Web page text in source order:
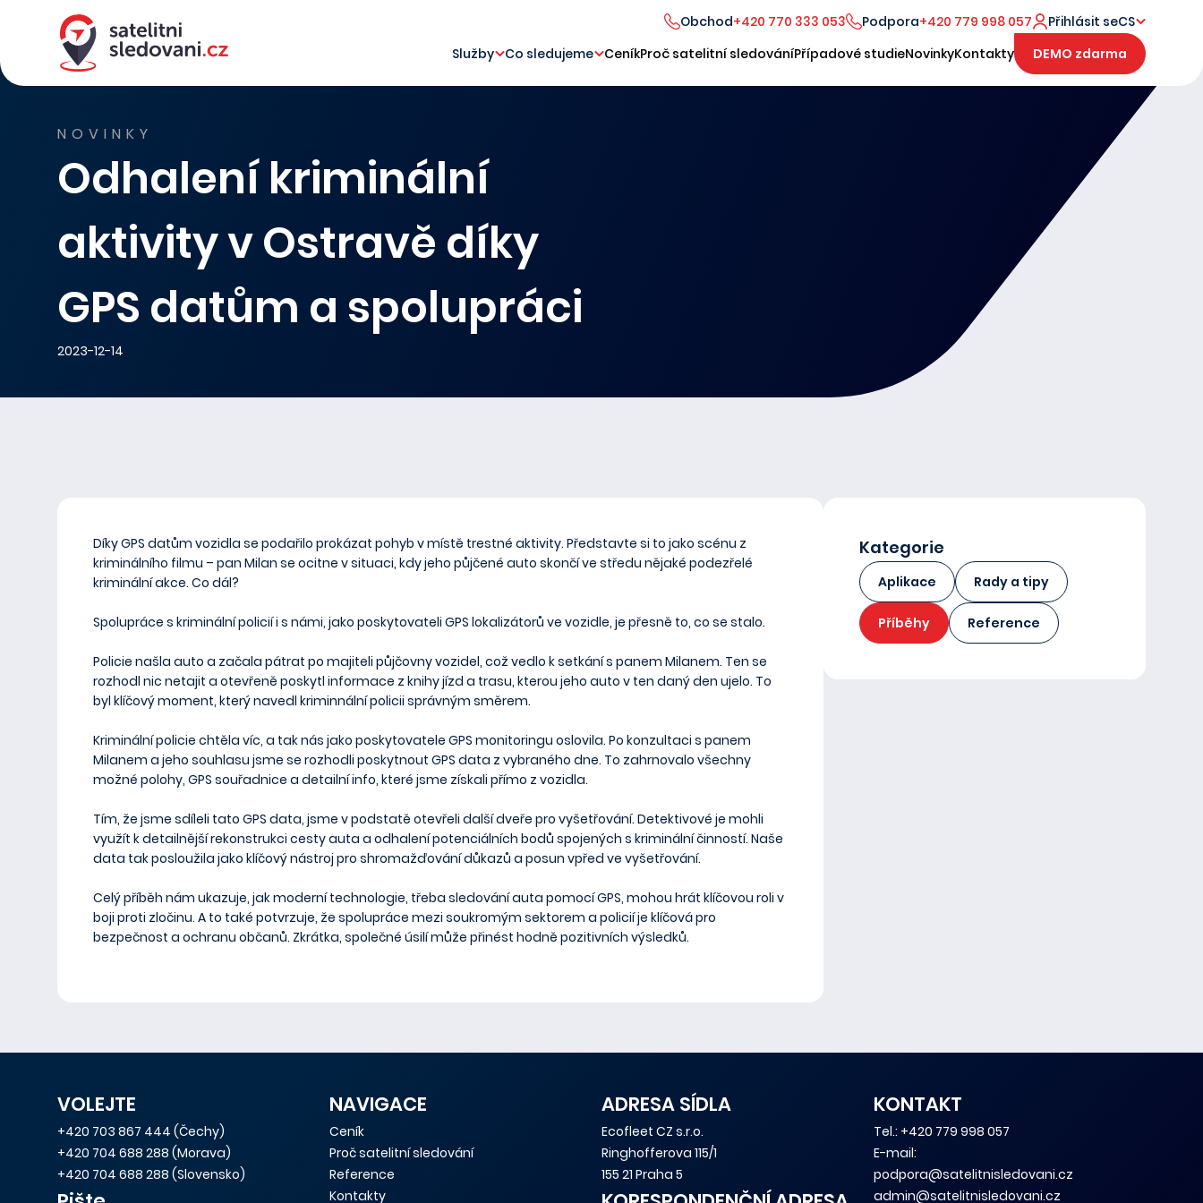
Obchod+420 770 333 053 Podpora+420 779 998 057 Přihlásit seCS
Služby
Co sledujeme CeníkProč satelitní sledováníPřípadové studieNovinkyKontakty DEMO zdarma
NOVINKY
Odhalení kriminální
aktivity v Ostravě díky
GPS datům a spolupráci
2023-12-14
Díky GPS datům vozidla se podařilo prokázat pohyb v místě trestné aktivity. Představte si to jako scénu z
kriminálního filmu – pan Milan se ocitne v situaci, kdy jeho půjčené auto skončí ve středu nějaké podezřelé
kriminální akce. Co dál?
Spolupráce s kriminální policií i s námi, jako poskytovateli GPS lokalizátorů ve vozidle, je přesně to, co se stalo.
Policie našla auto a začala pátrat po majiteli půjčovny vozidel, což vedlo k setkání s panem Milanem. Ten se
rozhodl nic netajit a otevřeně poskytl informace z knihy jízd a trasu, kterou jeho auto v ten daný den ujelo. To
byl klíčový moment, který navedl kriminnální policii správným směrem.
Kriminální policie chtěla víc, a tak nás jako poskytovatele GPS monitoringu oslovila. Po konzultaci s panem
Milanem a jeho souhlasu jsme se rozhodli poskytnout GPS data z vybraného dne. To zahrnovalo všechny
možné polohy, GPS souřadnice a detailní info, které jsme získali přímo z vozidla.
Tím, že jsme sdíleli tato GPS data, jsme v podstatě otevřeli další dveře pro vyšetřování. Detektivové je mohli
využít k detailnější rekonstrukci cesty auta a odhalení potenciálních bodů spojených s kriminální činností. Naše
data tak posloužila jako klíčový nástroj pro shromažďování důkazů a posun vpřed ve vyšetřování.
Celý příběh nám ukazuje, jak moderní technologie, třeba sledování auta pomocí GPS, mohou hrát klíčovou roli v
boji proti zločinu. A to také potvrzuje, že spolupráce mezi soukromým sektorem a policií je klíčová pro
bezpečnost a ochranu občanů. Zkrátka, společné úsilí může přinést hodně pozitivních výsledků.
Kategorie
Aplikace Rady a tipy
Příběhy Reference
VOLEJTE
+420 703 867 444 (Čechy)
+420 704 688 288 (Morava)
+420 704 688 288 (Slovensko)
NAVIGACE
Ceník
Proč satelitní sledování
Reference
Kontakty
ADRESA SÍDLA
Ecofleet CZ s.r.o.
Ringhofferova 115/1
155 21 Praha 5
KONTAKT
Tel.: +420 779 998 057
E-mail:
podpora@satelitnisledovani.cz
admin@satelitnisledovani.cz